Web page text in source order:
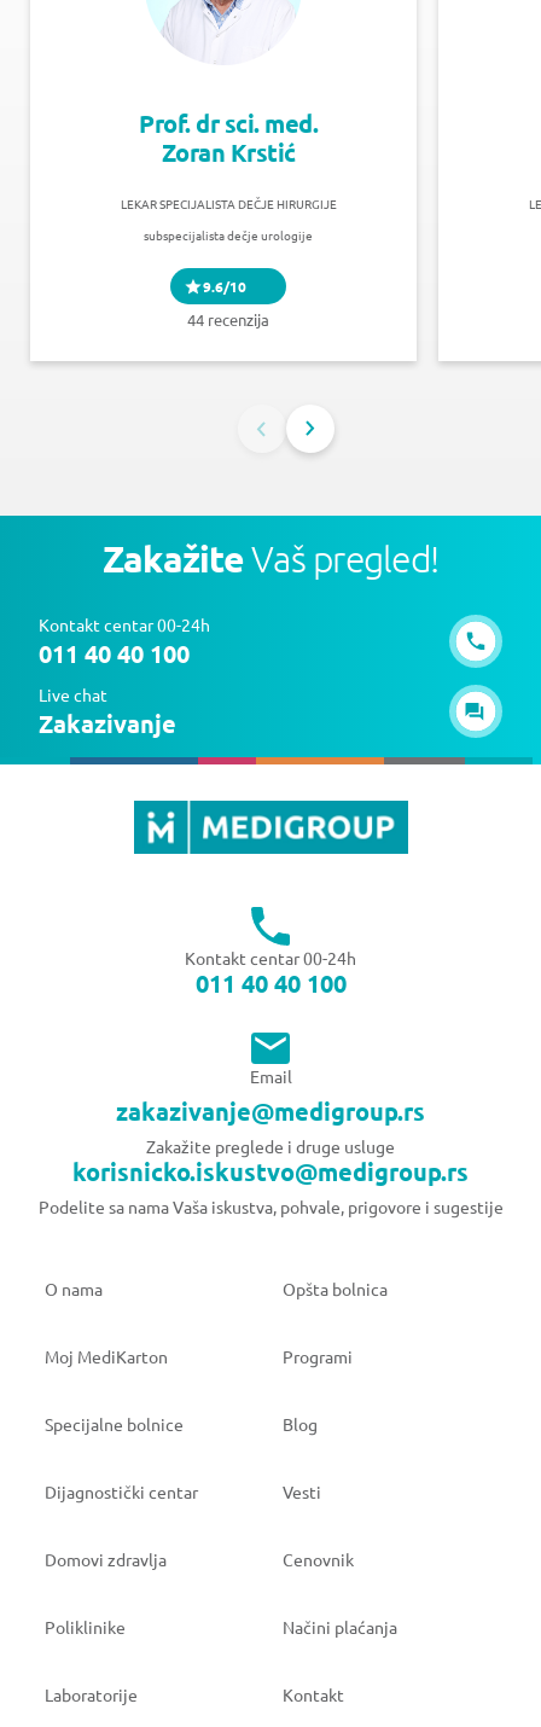
Prof. dr sci. med.
Zoran Krstić
LEKAR SPECIJALISTA DEČJE HIRURGIJE
subspecijalista dečje urologije
9.6/10
44 recenzija
ZakažiteVaš pregled!
Kontakt centar 00-24h
011 40 40 100
Live chat
Zakazivanje
Kontakt centar 00-24h
011 40 40 100
Email
zakazivanje@medigroup.rs
Zakažite preglede i druge usluge
korisnicko.iskustvo@medigroup.rs
Podelite sa nama Vaša iskustva, pohvale, prigovore i sugestije
O nama Opšta bolnica
Moj MediKarton Programi
Specijalne bolnice Blog
Dijagnostički centar Vesti
Domovi zdravlja Cenovnik
Poliklinike Načini plaćanja
Laboratorije Kontakt